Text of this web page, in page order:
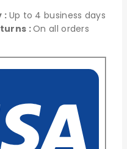
: Up to 4 business days
:On all orders